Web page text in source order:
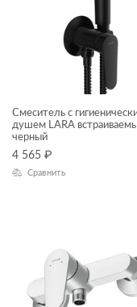
Смеситель с
душем LARA
черный
4 565 ₽
Сравнить